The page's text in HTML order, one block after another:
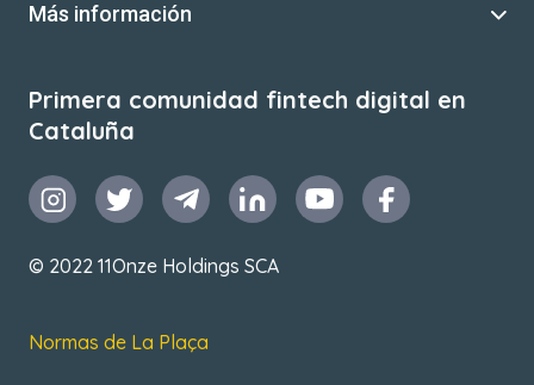
Más información
Primera comunidad fintech digital en
Cataluña
© 2022 11Onze Holdings SCA
Normas de La Plaça